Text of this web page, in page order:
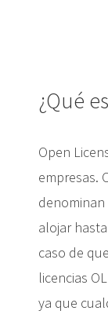
¿Qué
Open
empresas.
denominan
alojar
caso de
licencias
ya que